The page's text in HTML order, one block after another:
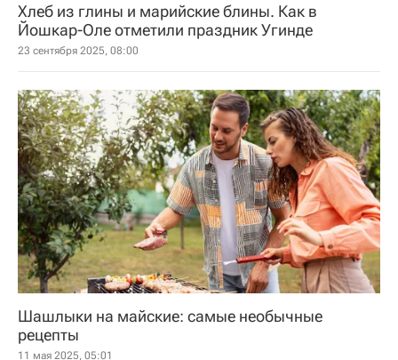
Хлеб из глины и марийские блины. Как в
Йошкар-Оле отметили праздник Угинде
23 сентября 2025, 08:00
Шашлыки на майские: самые необычные
рецепты
11 мая 2025, 05:01